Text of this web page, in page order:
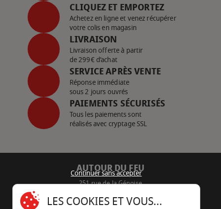
CLIQUEZ ET EMPORTEZ
Achetez en ligne et venez récupérer
votre colis en magasin
LIVRAISON
Livraison offerte à partir
de 299€ d’achat
SERVICE APRÈS VENTE
Réponse immédiate
sous 2 jours ouvrés
PAIEMENTS SÉCURISÉS
Tous les paiements sont
réalisés avec cryptage SSL
AUTOUR DU FEU
251 rue de la Génoise
Continuer sans accepter
LES COOKIES ET VOUS...